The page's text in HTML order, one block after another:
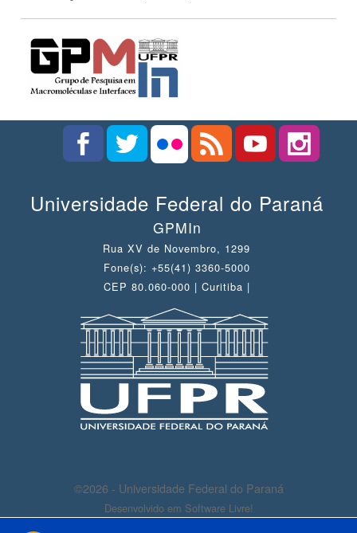
Universidade Federal do Paraná
GPMIn
Rua XV de Novembro, 1299
Fone(s): +55(41) 3360-5000
CEP 80.060-000 | Curitiba |
©2026 - Universidade Federal do Paraná
Desenvolvido em Software Livre!